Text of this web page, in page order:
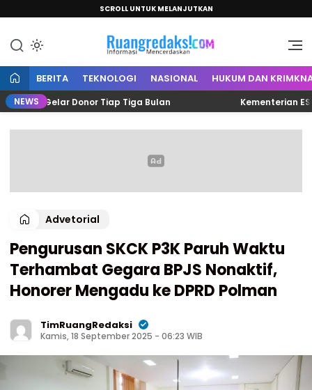
SCROLL UNTUK MELANJUTKAN
Ruang Redaksi
Informasi Mencerdaskan
BERITA TEKNOLOGI NASIONAL HUKUM DAN
NEWS
Gelar Donor Tiap Tiga Bulan Kementerian ESDM
Advetorial
Pengurusan SKCK P3K Paruh Waktu
Terhambat Gegara BPJS Nonaktif,
Honorer Mengadu ke DPRD Polman
TimRuangRedaksi
Kamis, 18 September 2025 - 06:23 WIB